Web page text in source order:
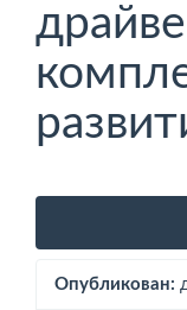
Боковая
панель
статьи
Опубликован: